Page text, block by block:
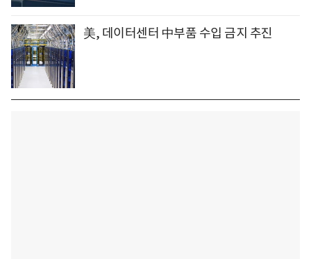
美, 데이터센터 中부품 수입 금지 추진